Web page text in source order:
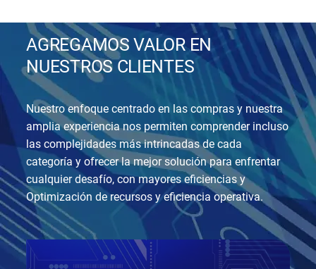
AGREGAMOS VALOR EN
NUESTROS CLIENTES
Nuestro enfoque centrado en las compras y nuestra
amplia experiencia nos permiten comprender incluso
las complejidades más intrincadas de cada
categoría y ofrecer la mejor solución para enfrentar
cualquier desafío, con mayores eficiencias y
Optimización de recursos y eficiencia operativa.